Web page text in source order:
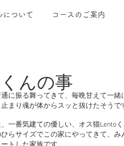
について コースのご案内
くんの事
に振る舞ってきて、毎晩甘えて一緒
まり魂が体からスッと抜けたそうで
一番気建ての優しい、オス猫Lentoく
らサイズでこの家にやってきて、み